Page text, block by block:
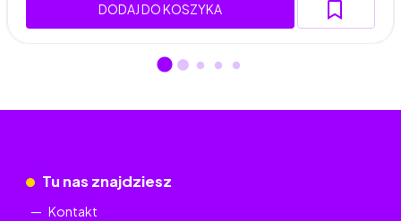
DODAJ DO KOSZYKA
Tu nas znajdziesz
Kontakt